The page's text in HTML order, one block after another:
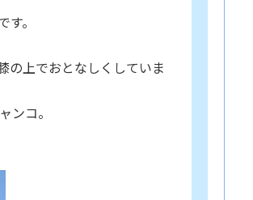
。
の上でおとなしくしていま
ンコ。